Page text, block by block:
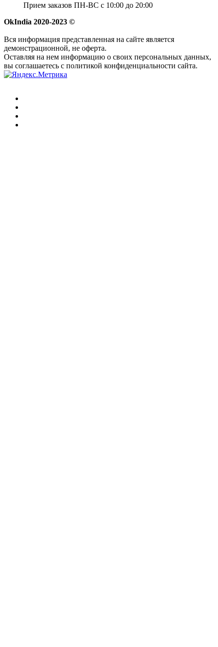
Прием заказов ПН-ВС с 10:00 до 20:00
OkIndia 2020-2023 ©
Вся информация представленная на сайте является
демонстрационной, не оферта.
Оставляя на нем информацию о своих персональных данных,
вы соглашаетесь с политикой конфиденциальности сайта.